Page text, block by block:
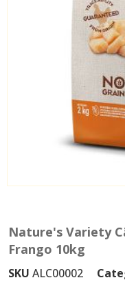
Nature's Variety
Frango 10kg
SKU ALC00002